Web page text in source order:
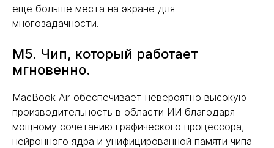
еще больше места на экране для
многозадачности.
M5. Чип, который работает
мгновенно.
MacBook Air обеспечивает невероятно высокую
производительность в области ИИ благодаря
мощному сочетанию графического процессора,
нейронного ядра и унифицированной памяти чипа